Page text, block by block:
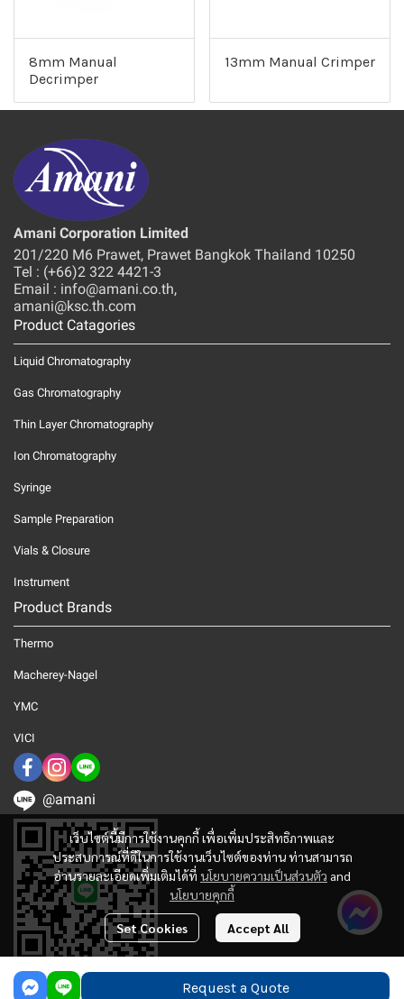
8mm Manual
Decrimper
13mm Manual Crimper
Request a Quote
เว็บไซต์นี้มีการใช้งานคุกกี้ เพื่อเพิ่มประสิทธิภาพและ
ประสบการณ์ที่ดีในการใช้งานเว็บไซต์ของท่าน ท่านสามารถ
อ่านรายละเอียดเพิ่มเติมได้ที่ นโยบายความเป็นส่วนตัว and
นโยบายคุกกี้
Set Cookies Accept All
Amani Corporation Limited
201/220 M6 Prawet, Prawet Bangkok Thailand 10250
Tel : (+66)2 322 4421-3
Email : info@amani.co.th,
amani@ksc.th.com
Product Catagories
Liquid Chromatography
Gas Chromatography
Thin Layer Chromatography
Ion Chromatography
Syringe
Sample Preparation
Vials & Closure
Instrument
Product Brands
Thermo
Macherey-Nagel
YMC
VICI
@amani